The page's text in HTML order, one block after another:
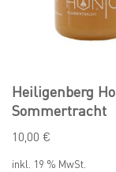
Heiligenberg
Sommertracht
10,00 €
inkl. 19 % MwSt.